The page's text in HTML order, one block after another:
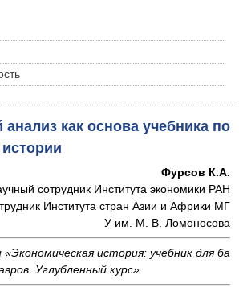
как основа учебника по
Фурсов К.А.
сотрудник Института экономики РАН
Института стран Азии и Африки МГ
У им. М. В. Ломоносова
история: учебник для ба
Углубленный курс»